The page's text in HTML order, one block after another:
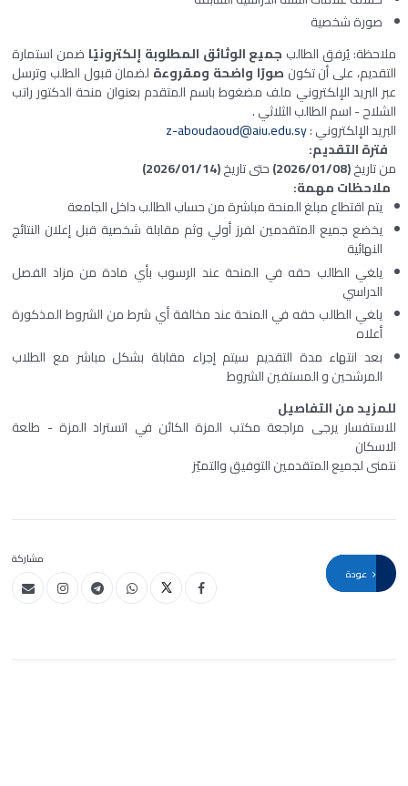
صورة شخصية
ملاحظة: يُرفق الطالب جميع الوثائق المطلوبة إلكترونيًا ضمن استمارة
التقديم، على أن تكون صورًا واضحة ومقروءة لضمان قبول الطلب وترسل
عبر البريد الإلكتروني ملف مضغوط باسم المتقدم بعنوان منحة الدكتور راتب
الشلاح - اسم الطالب الثلاثي .
البريد الإلكتروني :z-aboudaoud@aiu.edu.sy
فترة التقديم:
من تاريخ(2026/01/08) حتى تاريخ(2026/01/14)
ملاحظات مهمة:
يتم اقتطاع مبلغ المنحة مباشرة من حساب الطالب داخل الجامعة
يخضع جميع المتقدمين لفرز أولي وثم مقابلة شخصية قبل إعلان النتائج
النهائية
يلغي الطالب حقه في المنحة عند الرسوب بأي مادة من مزاد الفصل
الدراسي
يلغي الطالب حقه في المنحة عند مخالفة أي شرط من الشروط المذكورة
أعلاه
بعد انتهاء مدة التقديم سيتم إجراء مقابلة بشكل مباشر مع الطلاب
المرشحين و المستفين الشروط
للمزيد من التفاصيل
للاستفسار يرجى مراجعة مكتب المزة الكائن في اتستراد المزة - طلعة
الاسكان
نتمنى لجميع المتقدمين التوفيق والتميّز
مشاركة